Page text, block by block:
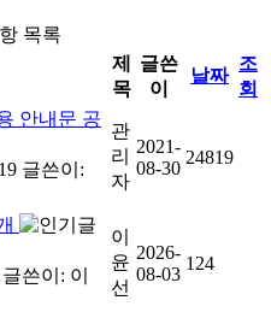
목록
제
목
글쓴
이
날짜
조
회
안내문 공
글쓴이:
관
리
자
2021-
08-30
24819
글쓴이: 이
이
윤
선
2026-
08-03
124